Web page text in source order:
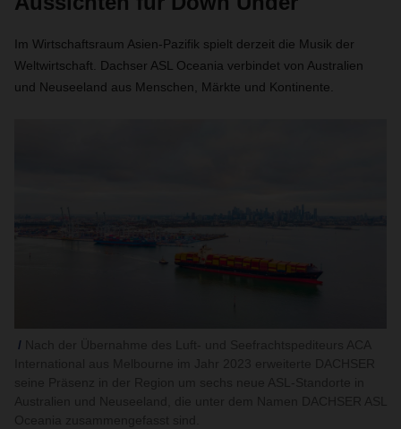
Im Wirtschaftsraum Asien-Pazifik spielt derzeit die Musik der
Weltwirtschaft. Dachser ASL Oceania verbindet von Australien
und Neuseeland aus Menschen, Märkte und Kontinente.